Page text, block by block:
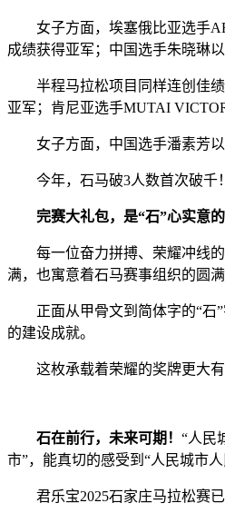
女子方面，埃塞俄比亚选手
成绩获得亚军；中国选手朱晓琳以
半程马拉松项目同样连创佳绩
亚军；肯尼亚选手MUTAI
女子方面，中国选手潘素芳以
今年，石马破3人数首次破千！
完赛大礼包，是“石”心实意的
每一位奋力拼搏、荣耀冲线的
满，也寓意着石马赛事组织的圆满
正面从甲骨文到简体字的“石”
的建设成就。
这枚承载着荣耀的奖牌更大有
石在前行，未来可期！ “人民
市”，能真切的感受到“人民城市
君乐宝2025石家庄马拉松赛已